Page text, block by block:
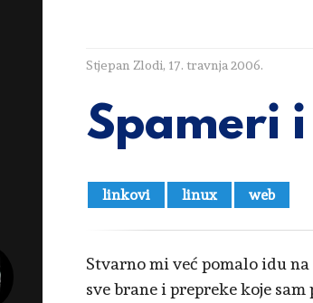
Stjepan Zlodi, 17. travnja 2006.
Spameri
linkovi linux web
Stvarno mi već pomalo idu
sve brane i prepreke koje